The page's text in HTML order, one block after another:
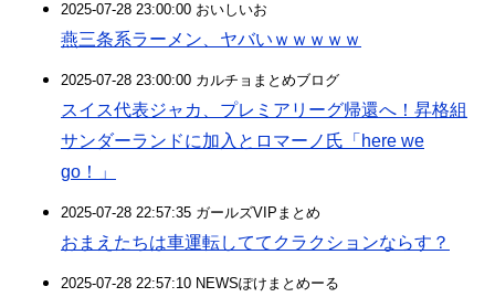
2025-07-28 23:00:00 おいしいお
燕三条系ラーメン、ヤバいｗｗｗｗｗ
2025-07-28 23:00:00 カルチョまとめブログ
スイス代表ジャカ、プレミアリーグ帰還へ！昇格組
サンダーランドに加入とロマーノ氏「here we
go！」
2025-07-28 22:57:35 ガールズVIPまとめ
おまえたちは車運転しててクラクションならす？
2025-07-28 22:57:10 NEWSぽけまとめーる